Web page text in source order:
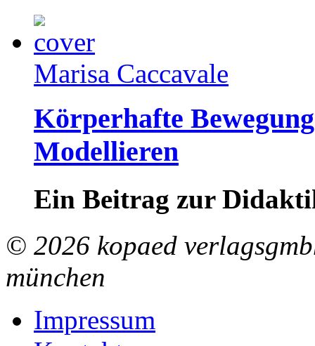
Marisa Caccavale
Körperhafte
Modellieren
Ein Beitrag zur
© 2026 kopaed
münchen
Impressum